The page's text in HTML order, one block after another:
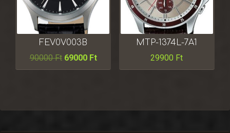
FEV0V003B
90000Ft 69000 Ft
MTP-1374L-7A1
29900 Ft